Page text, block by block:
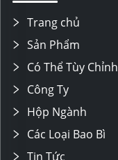
Trang chủ
Sản Phẩm
Có Thể Tùy Chỉnh
Công Ty
Hộp Ngành
Các Loại Bao Bì
Tin Tức